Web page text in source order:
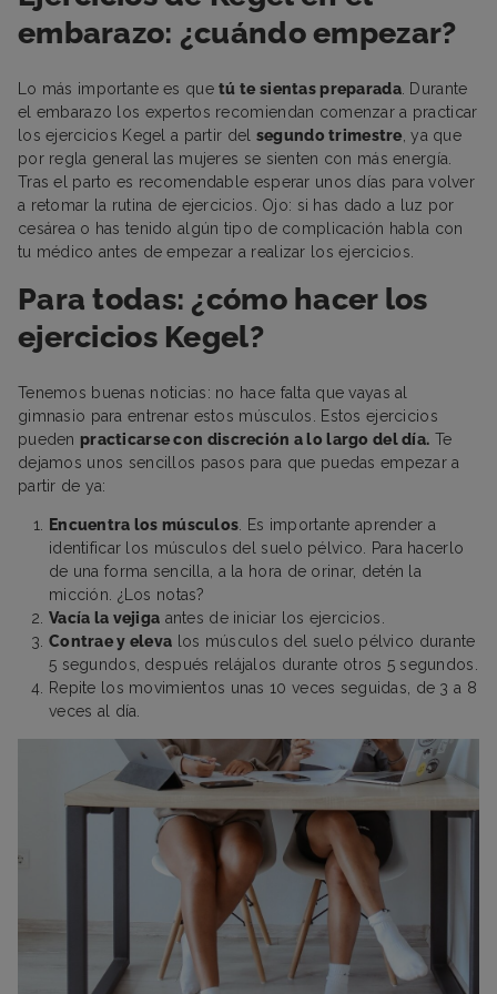
embarazo: ¿cuándo empezar?
Lo más importante es quetú te sientas preparada. Durante
el embarazo los expertos recomiendan comenzar a practicar
los ejercicios Kegel a partir del segundo trimestre, ya que
por regla general las mujeres se sienten con más energía.
Tras el parto es recomendable esperar unos días para volver
a retomar la rutina de ejercicios. Ojo: si has dado a luz por
cesárea o has tenido algún tipo de complicación habla con
tu médico antes de empezar a realizar los ejercicios.
Para todas: ¿cómo hacer los
ejercicios Kegel?
Tenemos buenas noticias: no hace falta que vayas al
gimnasio para entrenar estos músculos. Estos ejercicios
puedenpracticarse con discreción a lo largo del día. Te
dejamos unos sencillos pasos para que puedas empezar a
partir de ya:
Encuentra los músculos. Es importante aprender a
identificar los músculos del suelo pélvico. Para hacerlo
de una forma sencilla, a la hora de orinar, detén la
micción. ¿Los notas?
Vacía la vejiga antes de iniciar los ejercicios.
Contrae y eleva los músculos del suelo pélvico durante
5 segundos, después relájalos durante otros 5 segundos.
Repite los movimientos unas 10 veces seguidas, de 3 a 8
veces al día.